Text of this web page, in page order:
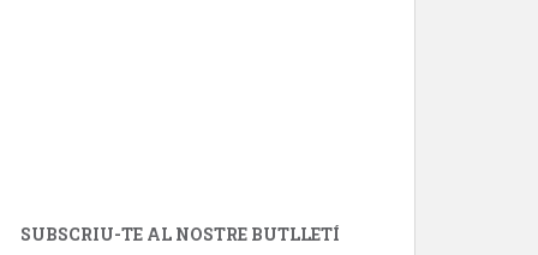
SUBSCRIU-TE AL NOSTRE BUTLLETÍ